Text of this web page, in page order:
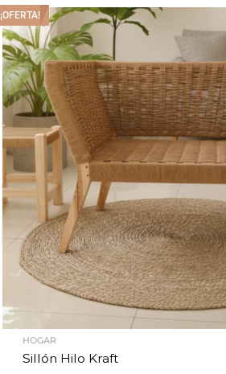
¡OFERTA!
HOGAR
Sillón Hilo Kraft